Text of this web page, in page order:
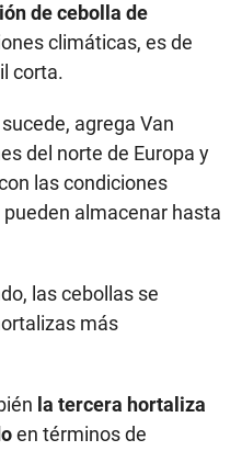
de cebolla de
climáticas, es de
corta.
agrega Van
del norte de Europa y
las condiciones
almacenar hasta
las cebollas se
más
la tercera hortaliza
en términos de